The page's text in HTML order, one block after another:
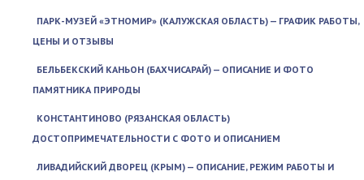
ПАРК-МУЗЕЙ «ЭТНОМИР» (КАЛУЖСКАЯ ОБЛАСТЬ) — ГРАФИК РАБОТЫ,
ЦЕНЫ И ОТЗЫВЫ
БЕЛЬБЕКСКИЙ КАНЬОН (БАХЧИСАРАЙ) — ОПИСАНИЕ И ФОТО
ПАМЯТНИКА ПРИРОДЫ
КОНСТАНТИНОВО (РЯЗАНСКАЯ ОБЛАСТЬ)
ДОСТОПРИМЕЧАТЕЛЬНОСТИ С ФОТО И ОПИСАНИЕМ
ЛИВАДИЙСКИЙ ДВОРЕЦ (КРЫМ) — ОПИСАНИЕ, РЕЖИМ РАБОТЫ И